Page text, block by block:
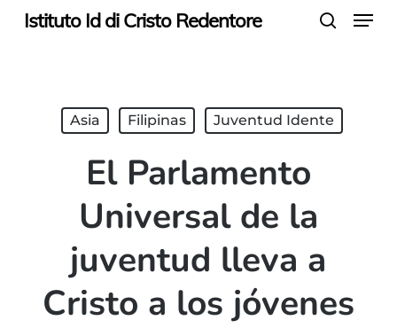
SkipIstituto Id di Cristo Redentore Menu
Asia Filipinas Juventud Idente
El Parlamento
Universal de la
juventud lleva a
Cristo a los jóvenes